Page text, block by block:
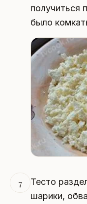
получиться
было
7
Тесто
шарики,